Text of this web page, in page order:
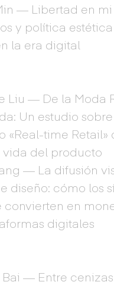
— Libertad en mi
y política
la era digital
Liu — De la Moda
Un estudio
«Real-time Retail»
del producto
— La difusión
diseño: cómo los
convierten en
digitales
— Entre